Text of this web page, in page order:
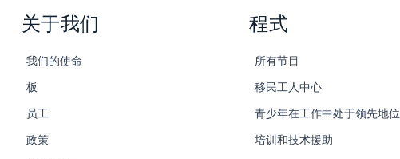
关于我们
我们的使命
板
员工
政策
程式
所有节目
移民工人中心
青少年在工作中处于领先地位
培训和技术援助